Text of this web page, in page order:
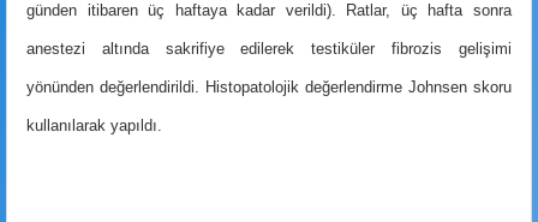
günden itibaren üç haftaya kadar verildi). Ratlar, üç hafta sonra
anestezi altında sakrifiye edilerek testiküler fibrozis gelişimi
yönünden değerlendirildi. Histopatolojik değerlendirme Johnsen skoru
kullanılarak yapıldı.